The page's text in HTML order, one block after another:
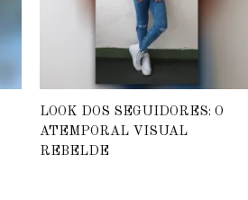
LOOK DOS SEGUIDORES: O
ATEMPORAL VISUAL
REBELDE